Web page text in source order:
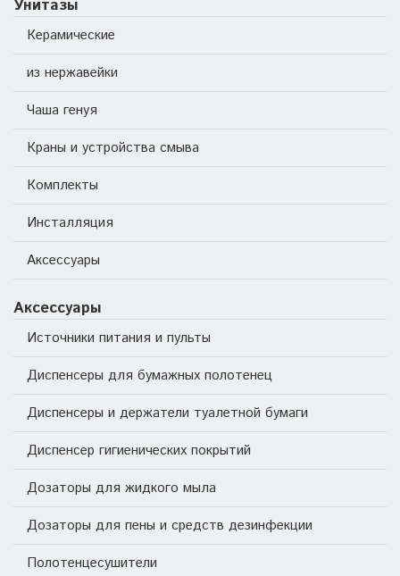
Унитазы
Керамические
из нержавейки
Чаша генуя
Краны и устройства смыва
Комплекты
Инсталляция
Аксессуары
Аксессуары
Источники питания и пульты
Диспенсеры для бумажных полотенец
Диспенсеры и держатели туалетной бумаги
Диспенсер гигиенических покрытий
Дозаторы для жидкого мыла
Дозаторы для пены и средств дезинфекции
Полотенцесушители